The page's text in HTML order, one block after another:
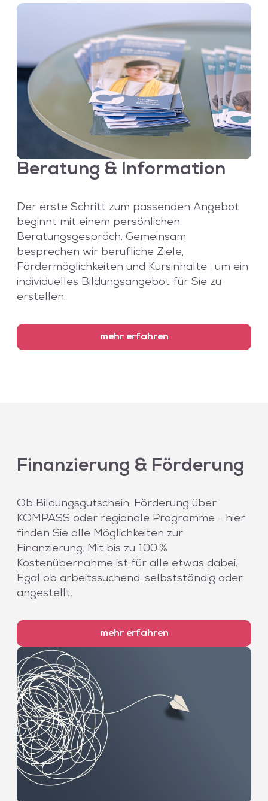
Beratung & Information
Der erste Schritt zum passenden Angebot
beginnt mit einem persönlichen
Beratungsgespräch. Gemeinsam
besprechen wir berufliche Ziele,
Fördermöglichkeiten und Kursinhalte , um ein
individuelles Bildungsangebot für Sie zu
erstellen.
mehr erfahren
Finanzierung & Förderung
Ob Bildungsgutschein, Förderung über
KOMPASS oder regionale Programme - hier
finden Sie alle Möglichkeiten zur
Finanzierung. Mit bis zu 100 %
Kostenübernahme ist für alle etwas dabei.
Egal ob arbeitssuchend, selbstständig oder
angestellt.
mehr erfahren